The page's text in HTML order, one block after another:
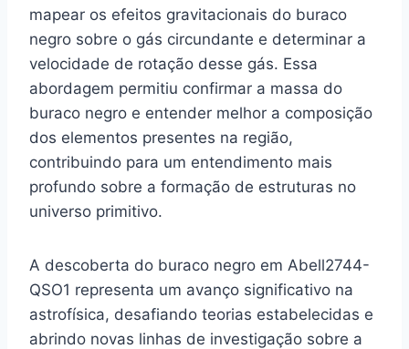
mapear os efeitos gravitacionais do buraco
negro sobre o gás circundante e determinar a
velocidade de rotação desse gás. Essa
abordagem permitiu confirmar a massa do
buraco negro e entender melhor a composição
dos elementos presentes na região,
contribuindo para um entendimento mais
profundo sobre a formação de estruturas no
universo primitivo.
A descoberta do buraco negro em Abell2744-
QSO1 representa um avanço significativo na
astrofísica, desafiando teorias estabelecidas e
abrindo novas linhas de investigação sobre a